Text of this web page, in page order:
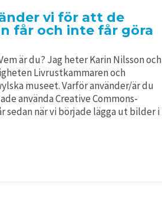
vi för att de
får och inte får göra
är du? Jag heter Karin Nilsson och
Livrustkammaren och
museet. Varför använder/är du
använda Creative Commons-
sedan när vi började lägga ut bilder i